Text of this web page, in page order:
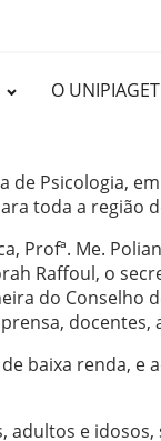
O UNIPIAGET
Psicologia,
toda a região
Profª. Me.
Raffoul, o
do Conselho
docentes,
baixa renda, e
e